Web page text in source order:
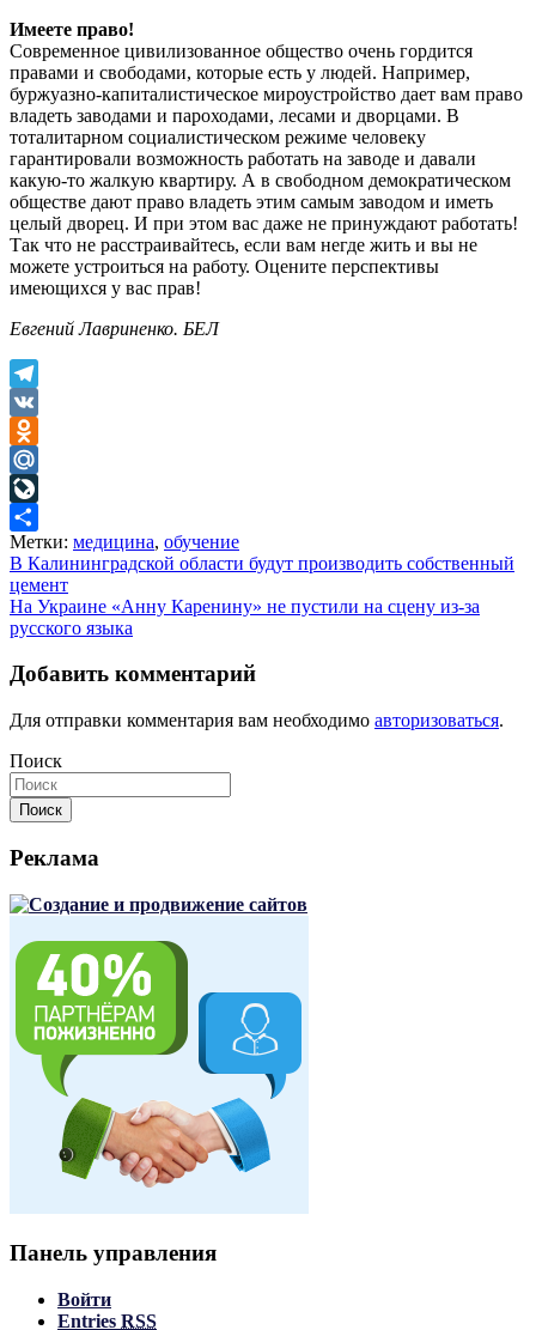
Имеете право!
Современное цивилизованное общество очень гордится
правами и свободами, которые есть у людей. Например,
буржуазно-капиталистическое мироустройство дает вам право
владеть заводами и пароходами, лесами и дворцами. В
тоталитарном социалистическом режиме человеку
гарантировали возможность работать на заводе и давали
какую-то жалкую квартиру. А в свободном демократическом
обществе дают право владеть этим самым заводом и иметь
целый дворец. И при этом вас даже не принуждают работать!
Так что не расстраивайтесь, если вам негде жить и вы не
можете устроиться на работу. Оцените перспективы
имеющихся у вас прав!
Евгений Лавриненко. БЕЛ
Telegram
VK
Odnoklassniki
Mail.Ru
LiveJournal
Отправить
Метки: медицина, обучение
Навигация
по
записям
В Калининградской области будут производить собственный
цемент
На Украине «Анну Каренину» не пустили на сцену из-за
русского языка
Добавить комментарий
Для отправки комментария вам необходимо авторизоваться.
Поиск
Поиск
Реклама
Панель управления
Войти
Entries RSS